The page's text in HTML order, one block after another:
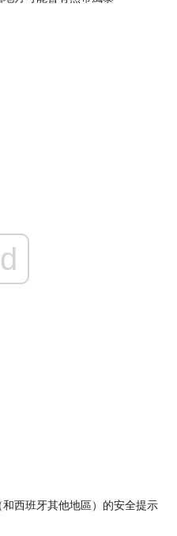
西班牙其他地區）的安全提示